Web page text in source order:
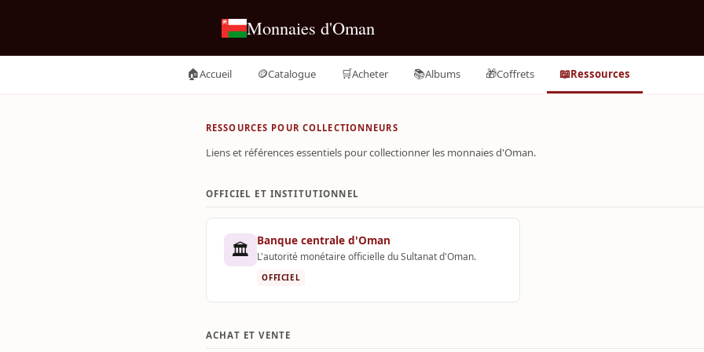
Monnaies d'Oman
🏠Accueil 🪙Catalogue 🛒Acheter 📚Albums 🎁Coffrets 📖Ressources
RESSOURCES POUR COLLECTIONNEURS
Liens et références essentiels pour collectionner les monnaies d'Oman.
OFFICIEL ET INSTITUTIONNEL
🏛️ Banque centrale d'Oman
L'autorité monétaire officielle du Sultanat d'Oman.
OFFICIEL
ACHAT ET VENTE